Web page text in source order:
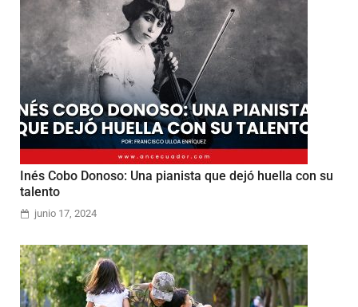
Inés Cobo Donoso: Una pianista que dejó huella con su
talento
junio 17, 2024